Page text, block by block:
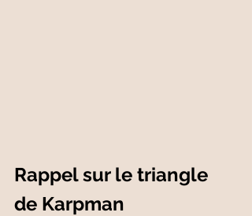
Rappel sur le triangle
de Karpman